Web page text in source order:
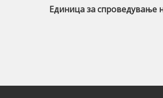
Единица заспроведување